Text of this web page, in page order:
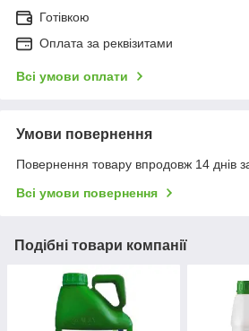
Готівкою
Оплата за реквізитами
Всі умови оплати
Умови повернення
Повернення товару впродовж 14 днів
Всі умови повернення
Подібні товари компанії